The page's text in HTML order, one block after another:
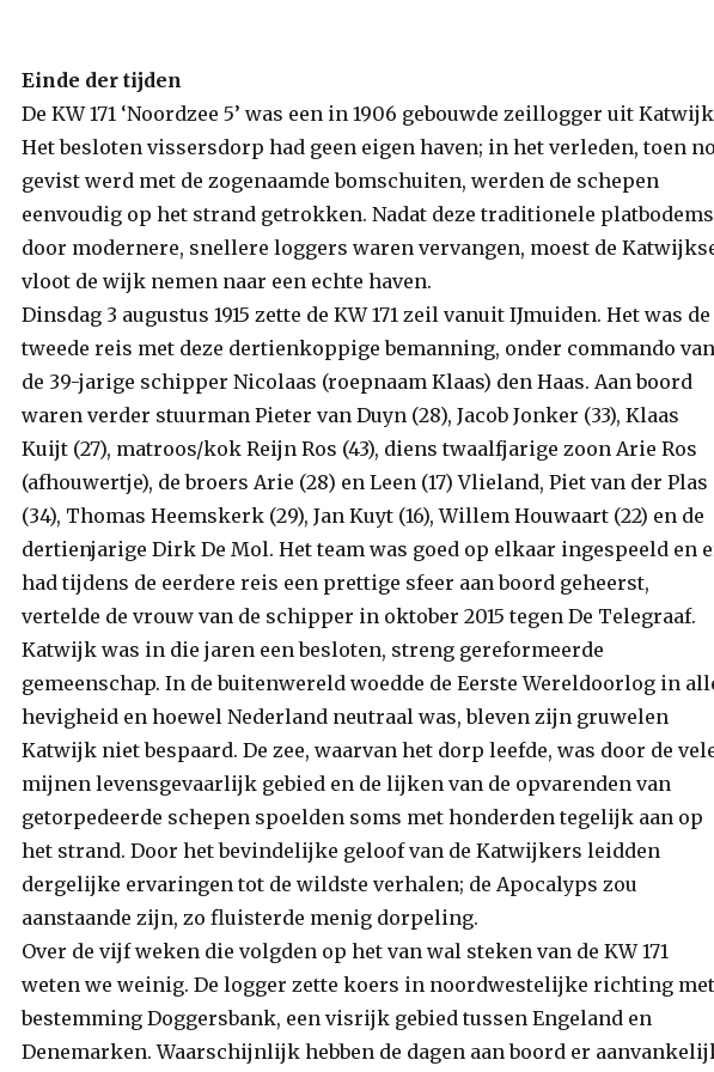
Einde der tijden
De KW 171 ‘Noordzee 5’ was een in 1906 gebouwde zeillogger uit
Het besloten vissersdorp had geen eigen haven; in het verleden, toen
gevist werd met de zogenaamde bomschuiten, werden de schepen
eenvoudig op het strand getrokken. Nadat deze traditionele platbodems
door modernere, snellere loggers waren vervangen, moest de
vloot de wijk nemen naar een echte haven.
Dinsdag 3 augustus 1915 zette de KW 171 zeil vanuit IJmuiden. Het was de
tweede reis met deze dertienkoppige bemanning, onder commando van
de 39-jarige schipper Nicolaas (roepnaam Klaas) den Haas. Aan boord
waren verder stuurman Pieter van Duyn (28), Jacob Jonker (33), Klaas
Kuijt (27), matroos/kok Reijn Ros (43), diens twaalfjarige zoon Arie Ros
(afhouwertje), de broers Arie (28) en Leen (17) Vlieland, Piet van der Plas
(34), Thomas Heemskerk (29), Jan Kuyt (16), Willem Houwaart (22) en de
dertienjarige Dirk De Mol. Het team was goed op elkaar ingespeeld en
had tijdens de eerdere reis een prettige sfeer aan boord geheerst,
vertelde de vrouw van de schipper in oktober 2015 tegen De Telegraaf.
Katwijk was in die jaren een besloten, streng gereformeerde
gemeenschap. In de buitenwereld woedde de Eerste Wereldoorlog in
hevigheid en hoewel Nederland neutraal was, bleven zijn gruwelen
Katwijk niet bespaard. De zee, waarvan het dorp leefde, was door de
mijnen levensgevaarlijk gebied en de lijken van de opvarenden van
getorpedeerde schepen spoelden soms met honderden tegelijk aan op
het strand. Door het bevindelijke geloof van de Katwijkers leidden
dergelijke ervaringen tot de wildste verhalen; de Apocalyps zou
aanstaande zijn, zo fluisterde menig dorpeling.
Over de vijf weken die volgden op het van wal steken van de KW 171
weten we weinig. De logger zette koers in noordwestelijke richting met
bestemming Doggersbank, een visrijk gebied tussen Engeland en
Denemarken. Waarschijnlijk hebben de dagen aan boord er